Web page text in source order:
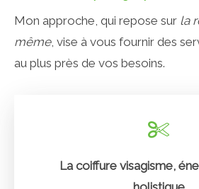
Mon approche, qui repose sur la
même, vise à vous fournir des
au plus près de vos besoins.
La coiffure visagisme,